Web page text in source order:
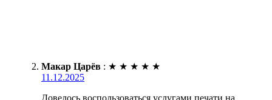
Макар Царёв : ★ ★ ★ ★ ★
11.12.2025
Довелось воспользоваться услугами печати на